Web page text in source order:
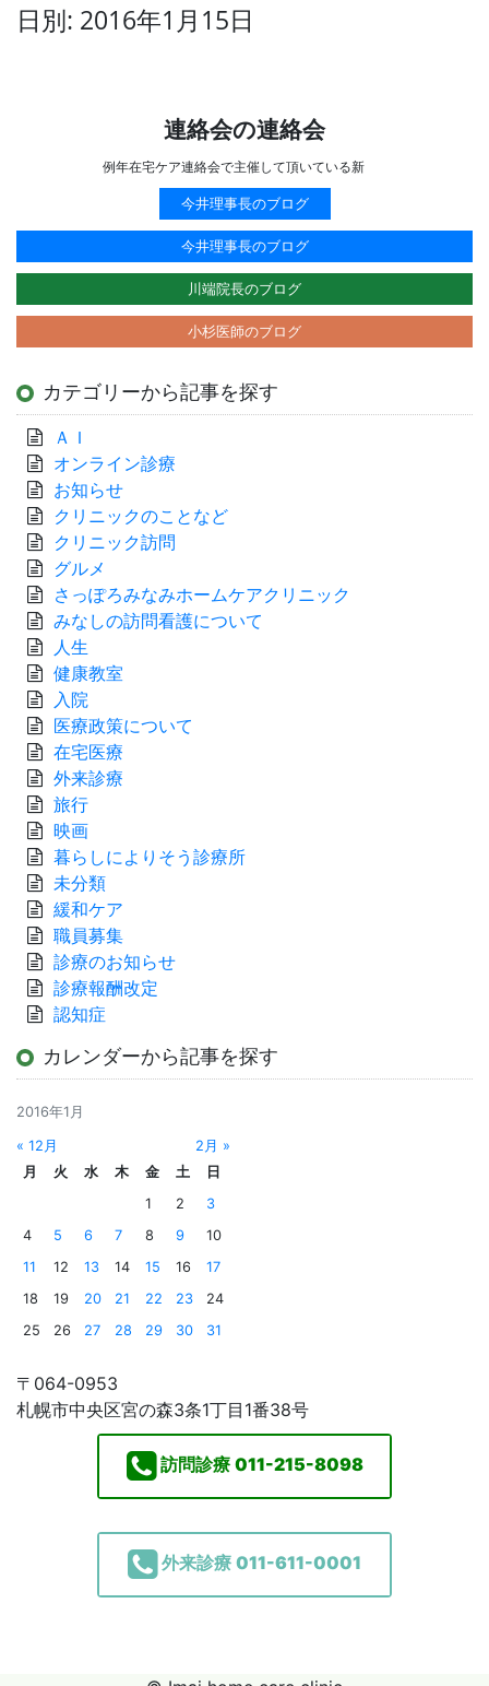
日別: 2016年1月15日
連絡会の連絡会
例年在宅ケア連絡会で主催して頂いている新
今井理事長のブログ
今井理事長のブログ
川端院長のブログ
小杉医師のブログ
カテゴリーから記事を探す
ＡＩ
オンライン診療
お知らせ
クリニックのことなど
クリニック訪問
グルメ
さっぽろみなみホームケアクリニック
みなしの訪問看護について
人生
健康教室
入院
医療政策について
在宅医療
外来診療
旅行
映画
暮らしによりそう診療所
未分類
緩和ケア
職員募集
診療のお知らせ
診療報酬改定
認知症
カレンダーから記事を探す
2016年1月
« 12月
2月 »
月
火 水 木 金 土
日
1
2
3
4
5 6 7 8 9
10
11
12 13 14 15 16
17
18
19 20 21 22 23
24
25
26 27 28 29 30 31
〒064-0953
札幌市中央区宮の森3条1丁目1番38号
訪問診療 011-215-8098
外来診療 011-611-0001